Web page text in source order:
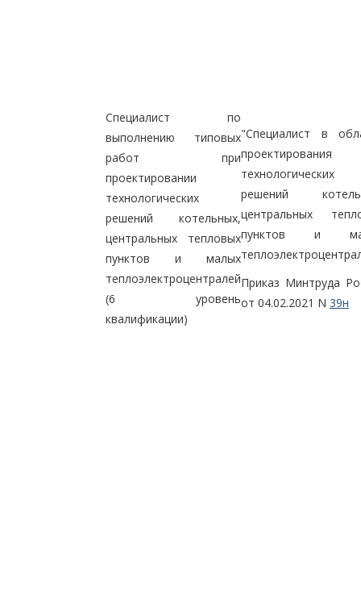
Специалист по
выполнению типовых
работ при
проектировании
технологических
решений котельных,
центральных тепловых
пунктов и малых
теплоэлектроцентралей
(6 уровень
квалификации)
"Специалист в
проектирования
технологических
решений
центральных
пунктов и
Приказ Минтруда
от 04.02.2021 N 39н